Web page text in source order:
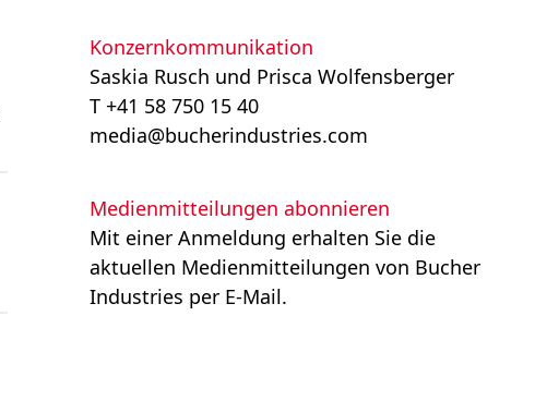
Konzernkommunikation
Saskia Rusch und Prisca Wolfensberger
T +41 58 750 15 40
media@bucherindustries.com
Medienmitteilungen abonnieren
Mit einer Anmeldung erhalten Sie die
aktuellen Medienmitteilungen von Bucher
Industries per E-Mail.